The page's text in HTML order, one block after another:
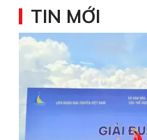
Chivas 12
TIN MỚI